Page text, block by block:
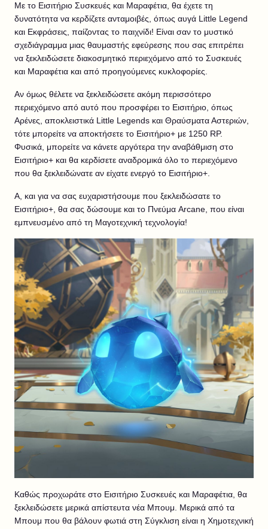
Με το Εισιτήριο Συσκευές και Μαραφέτια, θα έχετε τη
δυνατότητα να κερδίζετε ανταμοιβές, όπως αυγά Little Legend
και Εκφράσεις, παίζοντας το παιχνίδι! Είναι σαν το μυστικό
σχεδιάγραμμα μιας θαυμαστής εφεύρεσης που σας επιτρέπει
να ξεκλειδώσετε διακοσμητικό περιεχόμενο από το Συσκευές
και Μαραφέτια και από προηγούμενες κυκλοφορίες.
Αν όμως θέλετε να ξεκλειδώσετε ακόμη περισσότερο
περιεχόμενο από αυτό που προσφέρει το Εισιτήριο, όπως
Αρένες, αποκλειστικά Little Legends και Θραύσματα Αστεριών,
τότε μπορείτε να αποκτήσετε το Εισιτήριο+ με 1250 RP.
Φυσικά, μπορείτε να κάνετε αργότερα την αναβάθμιση στο
Εισιτήριο+ και θα κερδίσετε αναδρομικά όλο το περιεχόμενο
που θα ξεκλειδώνατε αν είχατε ενεργό το Εισιτήριο+.
Α, και για να σας ευχαριστήσουμε που ξεκλειδώσατε το
Εισιτήριο+, θα σας δώσουμε και το Πνεύμα Arcane, που είναι
εμπνευσμένο από τη Μαγοτεχνική τεχνολογία!
Καθώς προχωράτε στο Εισιτήριο Συσκευές και Μαραφέτια, θα
ξεκλειδώσετε μερικά απίστευτα νέα Μπουμ. Μερικά από τα
Μπουμ που θα βάλουν φωτιά στη Σύγκλιση είναι η Χημοτεχνική